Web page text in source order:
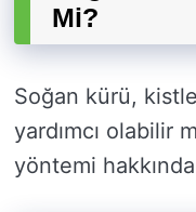
Mi?
Soğan kürü,
yardımcı olabilir
yöntemi